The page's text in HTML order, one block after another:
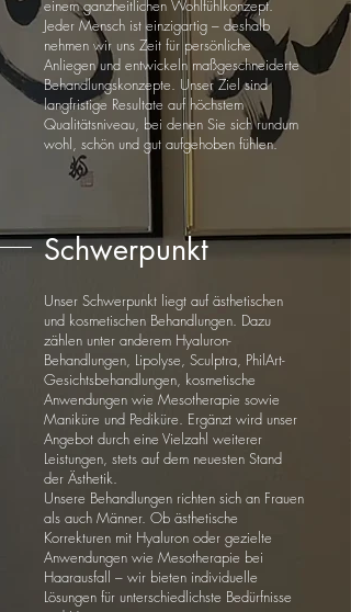
einem ganzheitlichen Wohlfühlkonzept.
Jeder Mensch ist einzigartig – deshalb
nehmen wir uns Zeit für persönliche
Anliegen und entwickeln maßgeschneiderte
Behandlungskonzepte. Unser Ziel sind
langfristige Resultate auf höchstem
Qualitätsniveau, bei denen Sie sich rundum
wohl, schön und gut aufgehoben fühlen.
Schwerpunkt
Unser Schwerpunkt liegt auf ästhetischen
und kosmetischen Behandlungen. Dazu
zählen unter anderem Hyaluron-
Behandlungen, Lipolyse, Sculptra, PhilArt-
Gesichtsbehandlungen, kosmetische
Anwendungen wie Mesotherapie sowie
Maniküre und Pediküre. Ergänzt wird unser
Angebot durch eine Vielzahl weiterer
Leistungen, stets auf dem neuesten Stand
der Ästhetik.
Unsere Behandlungen richten sich an Frauen
als auch Männer. Ob ästhetische
Korrekturen mit Hyaluron oder gezielte
Anwendungen wie Mesotherapie bei
Haarausfall – wir bieten individuelle
Lösungen für unterschiedlichste Bedürfnisse